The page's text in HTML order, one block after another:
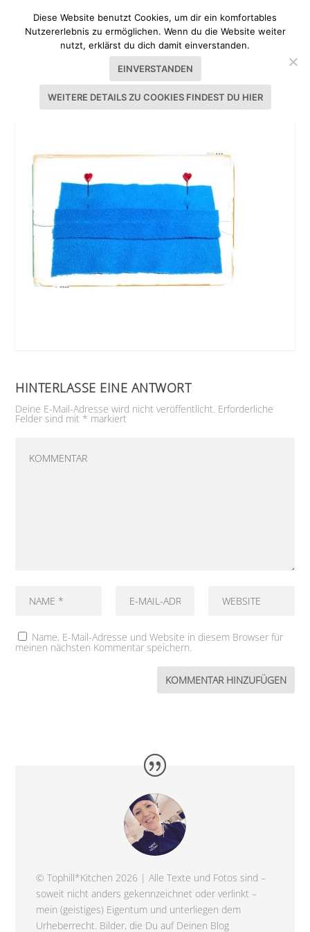
TOPHILL*KITCHEN*TOUR MONETENFACH
HINTERLASSE EINE ANTWORT
Deine E-Mail-Adresse wird nicht veröffentlicht. Erforderliche
Felder sind mit * markiert
Name, E-Mail-Adresse und Website in diesem Browser für
meinen nächsten Kommentar speichern.
© Tophill*Kitchen 2026 | Alle Texte und Fotos sind –
soweit nicht anders gekennzeichnet oder verlinkt –
mein (geistiges) Eigentum und unterliegen dem
Urheberrecht. Bilder, die Du auf Deinen Blog
Diese Website benutzt Cookies, um dir ein komfortables
Nutzererlebnis zu ermöglichen. Wenn du die Website weiter
nutzt, erklärst du dich damit einverstanden.
EINVERSTANDEN
WEITERE DETAILS ZU COOKIES FINDEST DU HIER